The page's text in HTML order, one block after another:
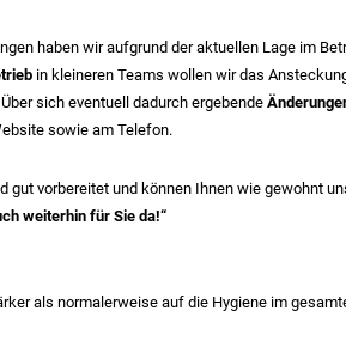
haben wir aufgrund der aktuellen Lage im
in kleineren Teams wollen wir das
sich eventuell dadurch ergebende
sowie am Telefon.
gut vorbereitet und können Ihnen wie gewohnt
weiterhin für Sie da!“
als normalerweise auf die Hygiene im